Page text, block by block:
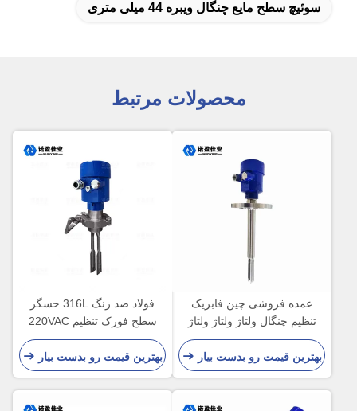
سوئیچ سطح مایع چنگال ویبره 44 میلی متری
محصولات مرتبط
عمده فروشی چین فابریک
تنظیم چنگال ولتاژ ولتاژ ولتاژ
ولتاژ ولتاژ ولتاژ برای اندازه
گیری سطح مخزن سوخت
بهترین قیمت رو بدست بیار
فولاد ضد زنگ 316L حسگر
سطح فورک تنظیم 220VAC
اتصال رشته
بهترین قیمت رو بدست بیار